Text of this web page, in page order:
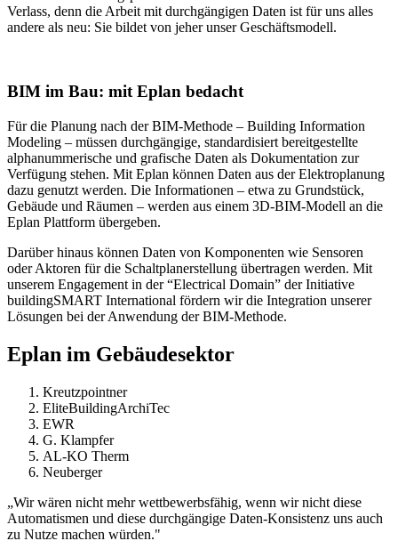
Verlass, denn die Arbeit mit durchgängigen Daten ist für uns alles
andere als neu: Sie bildet von jeher unser Geschäftsmodell.
BIM im Bau: mit Eplan bedacht
Für die Planung nach der BIM-Methode – Building Information
Modeling – müssen durchgängige, standardisiert bereitgestellte
alphanummerische und grafische Daten als Dokumentation zur
Verfügung stehen. Mit Eplan können Daten aus der Elektroplanung
dazu genutzt werden. Die Informationen – etwa zu Grundstück,
Gebäude und Räumen – werden aus einem 3D-BIM-Modell an die
Eplan Plattform übergeben.
Darüber hinaus können Daten von Komponenten wie Sensoren
oder Aktoren für die Schaltplanerstellung übertragen werden. Mit
unserem Engagement in der “Electrical Domain” der Initiative
buildingSMART International fördern wir die Integration unserer
Lösungen bei der Anwendung der BIM-Methode.
Eplan im Gebäudesektor
Kreutzpointner
EliteBuildingArchiTec
EWR
G. Klampfer
AL-KO Therm
Neuberger
„Wir wären nicht mehr wettbewerbsfähig, wenn wir nicht diese
Automatismen und diese durchgängige Daten-Konsistenz uns auch
zu Nutze machen würden."